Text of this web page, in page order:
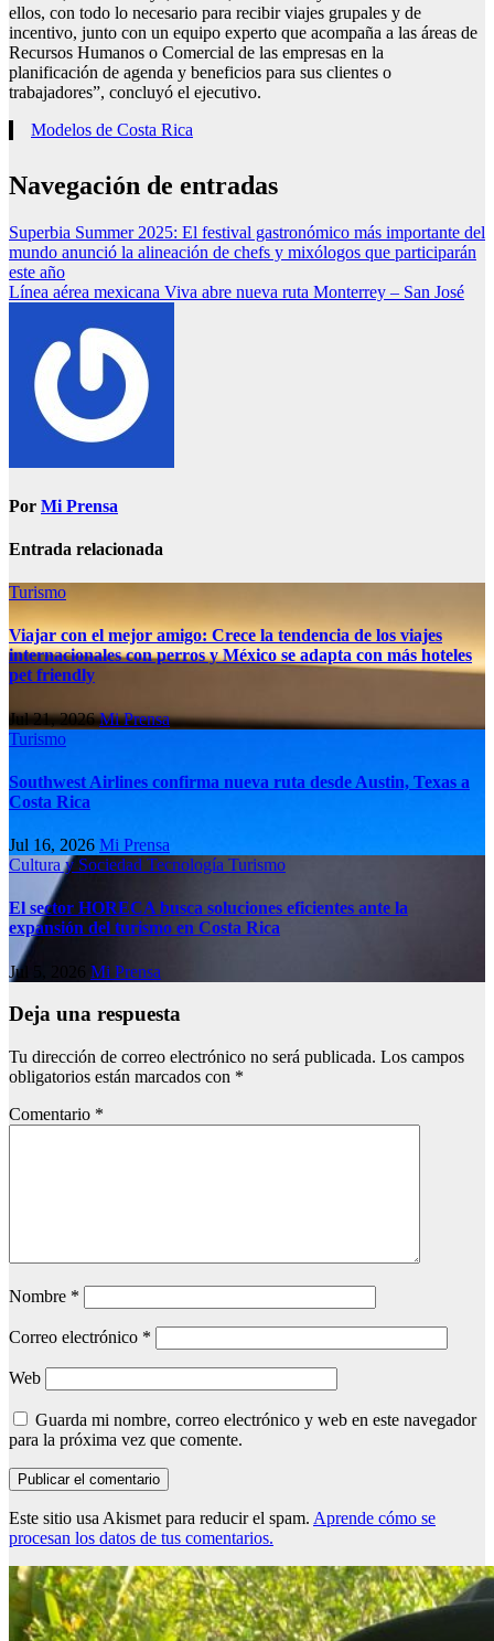
ellos, con todo lo necesario para recibir viajes grupales y de
incentivo, junto con un equipo experto que acompaña a las áreas de
Recursos Humanos o Comercial de las empresas en la
planificación de agenda y beneficios para sus clientes o
trabajadores”, concluyó el ejecutivo.
Modelos de Costa Rica
Navegación de entradas
Superbia Summer 2025: El festival gastronómico más importante del
mundo anunció la alineación de chefs y mixólogos que participarán
este año
Línea aérea mexicana Viva abre nueva ruta Monterrey – San José
Por Mi Prensa
Entrada relacionada
Turismo
Viajar con el mejor amigo: Crece la tendencia de los viajes
internacionales con perros y México se adapta con más hoteles
pet friendly
Jul 21, 2026Mi Prensa
Turismo
Southwest Airlines confirma nueva ruta desde Austin, Texas a
Costa Rica
Jul 16, 2026 Mi Prensa
Cultura y Sociedad Tecnología Turismo
El sector HORECA busca soluciones eficientes ante la
expansión del turismo en Costa Rica
Jul 5, 2026 Mi Prensa
Deja una respuesta
Tu dirección de correo electrónico no será publicada. Los campos
obligatorios están marcados con *
Comentario *
Nombre *
Correo electrónico *
Web
Guarda mi nombre, correo electrónico y web en este navegador
para la próxima vez que comente.
Este sitio usa Akismet para reducir el spam. Aprende cómo se
procesan los datos de tus comentarios.